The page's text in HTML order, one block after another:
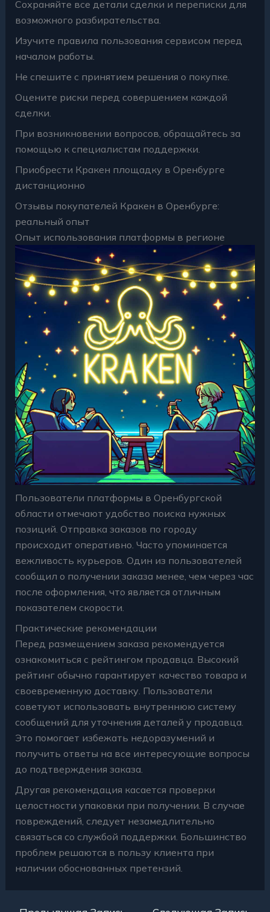
Сохраняйте все детали сделки и переписки для
возможного разбирательства.
Изучите правила пользования сервисом перед
началом работы.
Не спешите с принятием решения о покупке.
Оцените риски перед совершением каждой
сделки.
При возникновении вопросов, обращайтесь за
помощью к специалистам поддержки.
Приобрести Кракен площадку в Оренбурге
дистанционно
Отзывы покупателей Кракен в Оренбурге:
реальный опыт
Опыт использования платформы в регионе
Пользователи платформы в Оренбургской
области отмечают удобство поиска нужных
позиций. Отправка заказов по городу
происходит оперативно. Часто упоминается
вежливость курьеров. Один из пользователей
сообщил о получении заказа менее, чем через час
после оформления, что является отличным
показателем скорости.
Практические рекомендации
Перед размещением заказа рекомендуется
ознакомиться с рейтингом продавца. Высокий
рейтинг обычно гарантирует качество товара и
своевременную доставку. Пользователи
советуют использовать внутреннюю систему
сообщений для уточнения деталей у продавца.
Это помогает избежать недоразумений и
получить ответы на все интересующие вопросы
до подтверждения заказа.
Другая рекомендация касается проверки
целостности упаковки при получении. В случае
повреждений, следует незамедлительно
связаться со службой поддержки. Большинство
проблем решаются в пользу клиента при
наличии обоснованных претензий.